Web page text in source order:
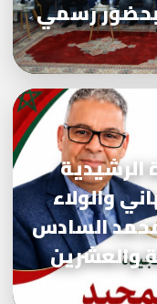
بحضور رسمي
الرشيدية
والولاء
محمد السادس
والعشرين